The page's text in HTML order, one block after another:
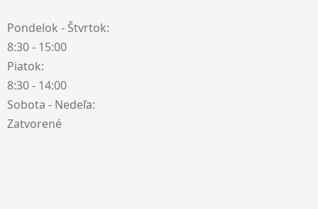
Pondelok - Štvrtok:
8:30 - 15:00
Piatok:
8:30 - 14:00
Sobota - Nedeľa:
Zatvorené